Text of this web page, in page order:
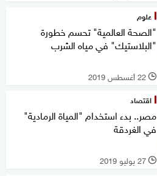
علوم
"الصحة العالمية" تحسم خطورة
"البلاستيك" في مياه الشرب
l 22 أغسطس 2019
اقتصاد
مصر.. بدء استخدام "المياة الرمادية"
في الغردقة
l 27 يوليو 2019